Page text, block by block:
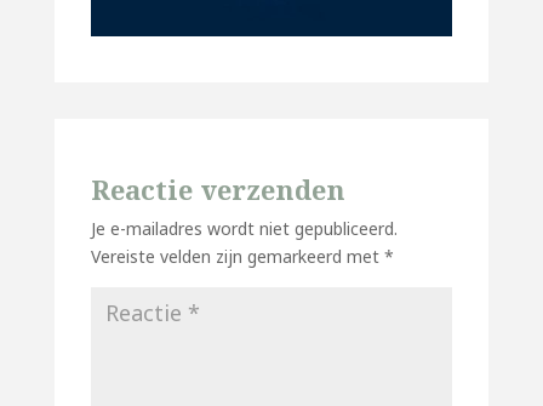
Reactie verzenden
Je e-mailadres wordt niet gepubliceerd.
Vereiste velden zijn gemarkeerd met *